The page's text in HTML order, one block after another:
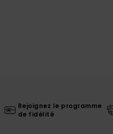
Rejoignez le programme
de fidélité